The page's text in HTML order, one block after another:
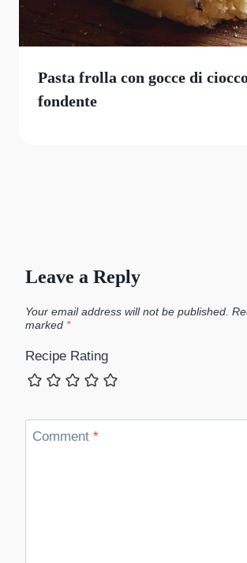
Pasta frolla con gocce di
fondente
Leave a Reply
Your email address will not be published.
marked *
Recipe Rating
Comment *